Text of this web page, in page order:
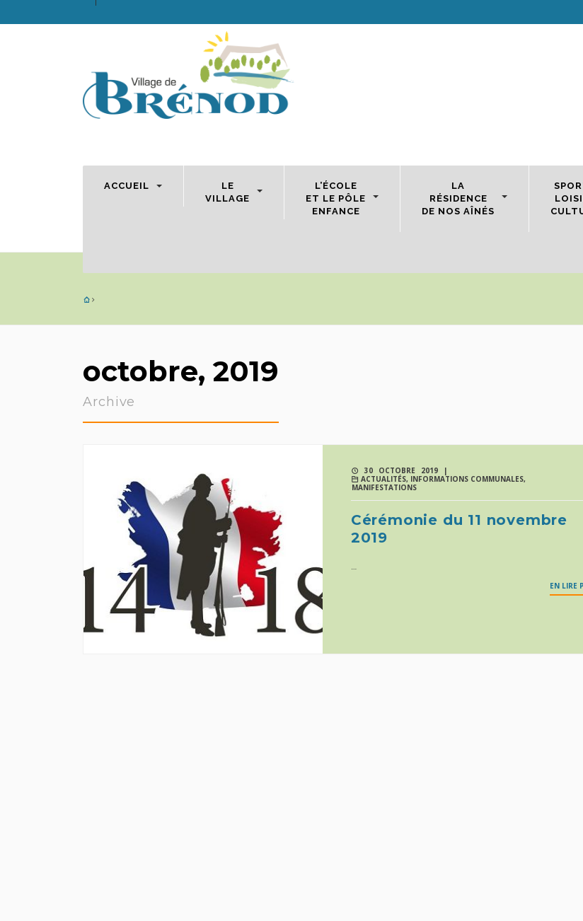
ACCUEIL
LE
VILLAGE
L’ÉCOLE
ET LE PÔLE
ENFANCE
LA
RÉSIDENCE
DE NOS AÎNÉS
octobre, 2019
Archive
30 OCTOBRE 2019 |
ACTUALITÉS, INFORMATIONS COMMUNALES,
MANIFESTATIONS
Cérémonie du 11 novembre
2019
…
EN LIRE